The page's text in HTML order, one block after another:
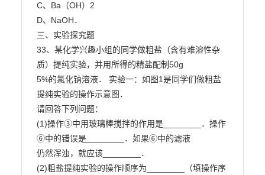
C、Ba（OH）2
D、NaOH．
三、实验探究题
33、某化学兴趣小组的同学做粗盐（含有难溶性杂
质）提纯实验，并用所得的精盐配制50g
5%的氯化钠溶液． 实验一：如图1是同学们做粗盐
提纯实验的操作示意图．
请回答下列问题：
(1)操作③中用玻璃棒搅拌的作用是________．操作
⑥中的错误是________．如果⑥中的滤液
仍然浑浊，就应该________．
(2)粗盐提纯实验的操作顺序为________（填操作序